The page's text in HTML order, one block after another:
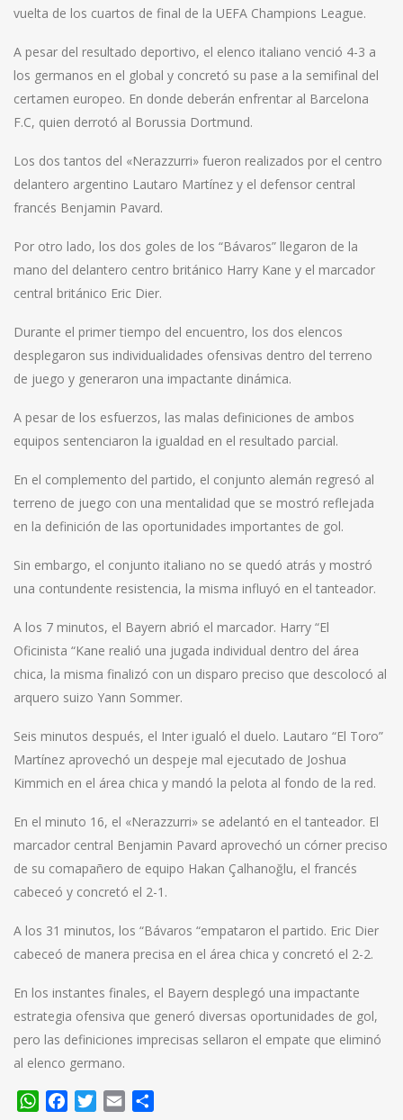
vuelta de los cuartos de final de la UEFA Champions League.
A pesar del resultado deportivo, el elenco italiano venció 4-3 a
los germanos en el global y concretó su pase a la semifinal del
certamen europeo. En donde deberán enfrentar al Barcelona
F.C, quien derrotó al Borussia Dortmund.
Los dos tantos del «Nerazzurri» fueron realizados por el centro
delantero argentino Lautaro Martínez y el defensor central
francés Benjamin Pavard.
Por otro lado, los dos goles de los “Bávaros” llegaron de la
mano del delantero centro británico Harry Kane y el marcador
central británico Eric Dier.
Durante el primer tiempo del encuentro, los dos elencos
desplegaron sus individualidades ofensivas dentro del terreno
de juego y generaron una impactante dinámica.
A pesar de los esfuerzos, las malas definiciones de ambos
equipos sentenciaron la igualdad en el resultado parcial.
En el complemento del partido, el conjunto alemán regresó al
terreno de juego con una mentalidad que se mostró reflejada
en la definición de las oportunidades importantes de gol.
Sin embargo, el conjunto italiano no se quedó atrás y mostró
una contundente resistencia, la misma influyó en el tanteador.
A los 7 minutos, el Bayern abrió el marcador. Harry “El
Oficinista “Kane realió una jugada individual dentro del área
chica, la misma finalizó con un disparo preciso que descolocó al
arquero suizo Yann Sommer.
Seis minutos después, el Inter igualó el duelo. Lautaro “El Toro”
Martínez aprovechó un despeje mal ejecutado de Joshua
Kimmich en el área chica y mandó la pelota al fondo de la red.
En el minuto 16, el «Nerazzurri» se adelantó en el tanteador. El
marcador central Benjamin Pavard aprovechó un córner preciso
de su comapañero de equipo Hakan Çalhanoğlu, el francés
cabeceó y concretó el 2-1.
A los 31 minutos, los “Bávaros “empataron el partido. Eric Dier
cabeceó de manera precisa en el área chica y concretó el 2-2.
En los instantes finales, el Bayern desplegó una impactante
estrategia ofensiva que generó diversas oportunidades de gol,
pero las definiciones imprecisas sellaron el empate que eliminó
al elenco germano.
WhatsApp
FacebookTwitter
Email